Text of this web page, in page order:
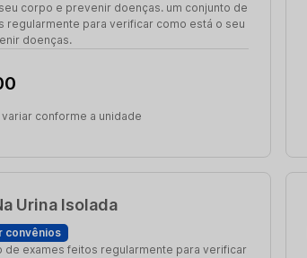
corpo e prevenir doenças. um conjunto de
regularmente para verificar como está o seu
doenças.
conforme a unidade
Urina Isolada
convênios
de exames feitos regularmente para verificar